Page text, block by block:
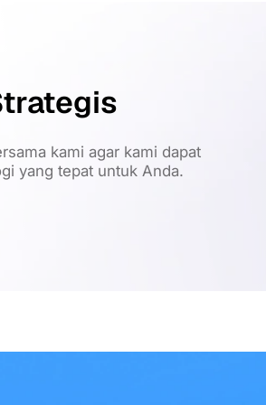
kami agar kami dapat
yang tepat untuk Anda.